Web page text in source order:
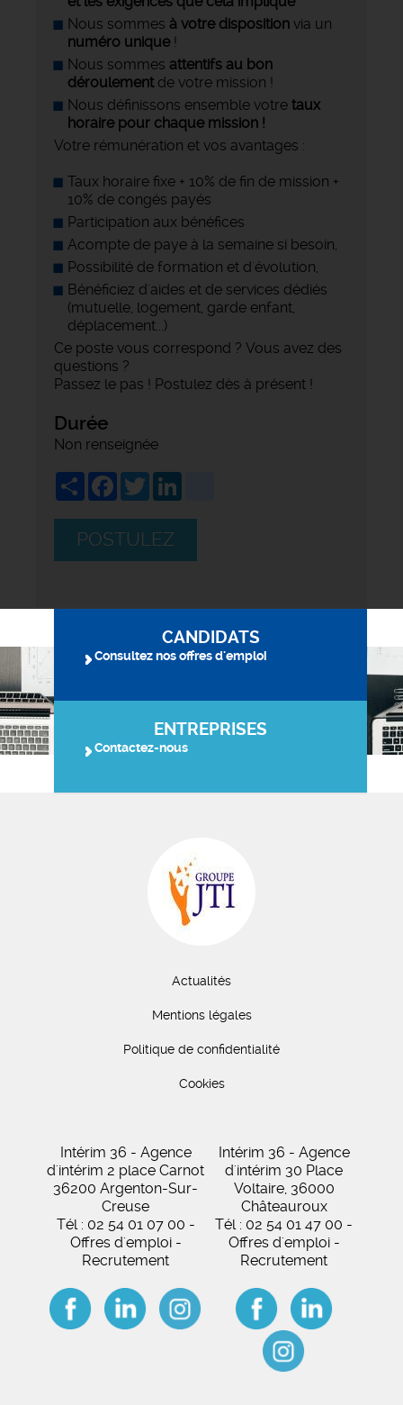
Nous sommes à votre disposition via un
numéro unique!
Nous sommes attentifs au bon
déroulementde votre mission !
Nous définissons ensemble votre taux
horaire pour chaque mission !
Votre rémunération et vos avantages :
Taux horaire fixe + 10% de fin de mission +
10% de congés payés
Participation aux bénéfices
Acompte de paye à la semaine si besoin,
Possibilité de formation et d'évolution,
Bénéficiez d'aides et de services dédiés
(mutuelle, logement, garde enfant,
déplacement...)
Ce poste vous correspond ? Vous avez des
questions ?
Passez le pas ! Postulez dès à présent !
Durée
Non renseignée
ShareFacebook
Twitter
POSTULEZ
CANDIDATS
Consultez nos offres d'emploi
ENTREPRISES
Contactez-nous
Actualités
Mentions légales
Politique de confidentialité
Cookies
Intérim 36 - Agence
d'intérim 2 place Carnot
36200 Argenton-Sur-
Creuse
Tél : 02 54 01 07 00 -
Offres d'emploi -
Recrutement
Intérim 36 - Agence
d'intérim 30 Place
Voltaire, 36000
Châteauroux
Tél : 02 54 01 47 00 -
Offres d'emploi -
Recrutement